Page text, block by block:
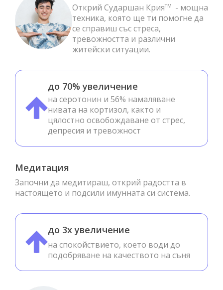
Открий Сударшан Криятм - мощна
техника, която ще ти помогне да
се справиш със стреса,
тревожността и различни
житейски ситуации.
до 70% увеличение
на серотонин и 56% намаляване
нивата на кортизол, както и
цялостно освобождаване от стрес,
депресия и тревожност
Медитация
Започни да медитираш, открий радостта в
настоящето и подсили имунната си система.
до 3x увеличение
на спокойствието, което води до
подобряване на качеството на съня